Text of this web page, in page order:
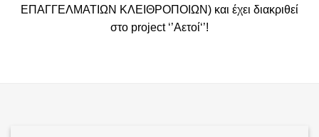
ΕΠΑΓΓΕΛΜΑΤΙΩΝ ΚΛΕΙΘΡΟΠΟΙΩΝ) και έχει διακριθεί
στο project ‘’Αετοί‘’!